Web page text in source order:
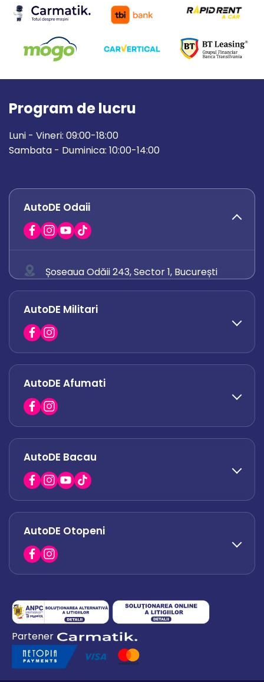
Program de lucru
Luni - Vineri: 09:00-18:00
Sambata - Duminica: 10:00-14:00
AutoDE Odaii
Șoseaua Odăii 243, Sector 1, București
0758 671 921
0742 444 194
office.odaii@autode.ro
AutoDE Militari
0758 338 428
office.militari@autode.ro
AutoDE Afumati
0751 628 054
AutoDE Bacau
0730 063 852
0730 063 851
AutoDE Otopeni
0754 649 360
office.premium@autode.ro
Partener